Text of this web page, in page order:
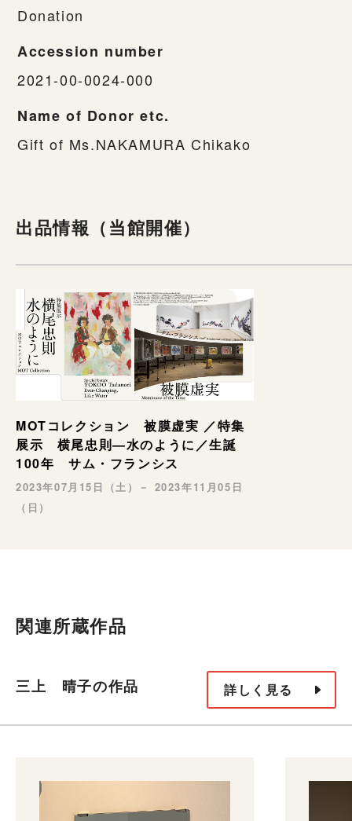
Donation
Accession number
2021-00-0024-000
Name of Donor etc.
Gift of Ms.NAKAMURA Chikako
出品情報（当館開催）
MOTコレクション 被膜虚実 ／特集
展示 横尾忠則―水のように／生誕
100年 サム・フランシス
2023年07月15日（土）－ 2023年11月05日
（日）
関連所蔵作品
三上 晴子の作品 詳しく見る